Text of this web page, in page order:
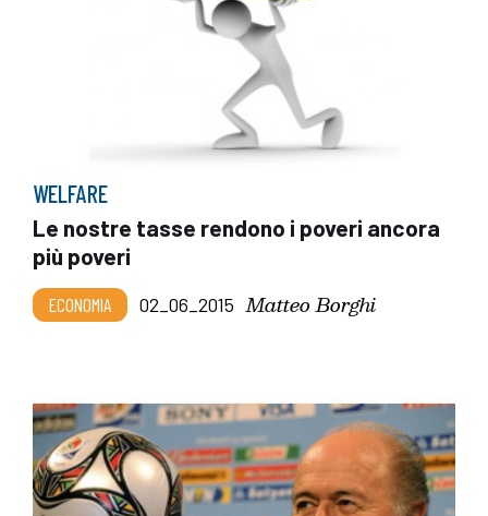
WELFARE
Le nostre tasse rendono i poveri ancora
più poveri
ECONOMIA 02_06_2015 Matteo Borghi